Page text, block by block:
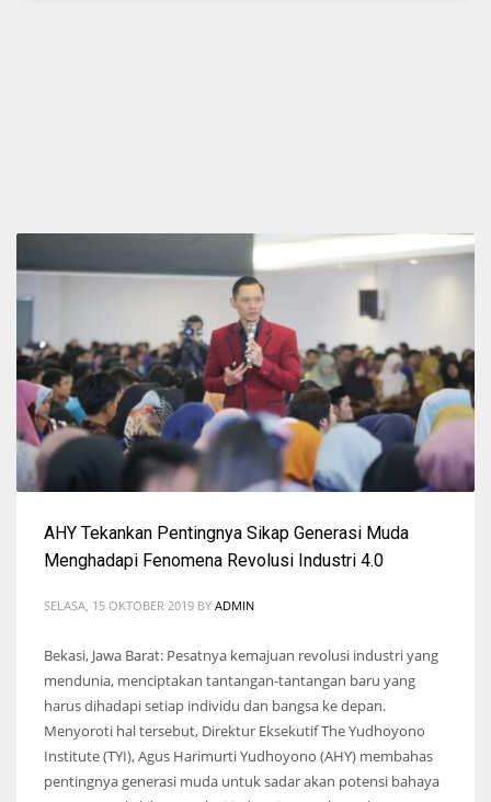
AHY Tekankan Pentingnya Sikap Generasi Muda
Menghadapi Fenomena Revolusi Industri 4.0
SELASA, 15 OKTOBER 2019 BY ADMIN
Bekasi, Jawa Barat: Pesatnya kemajuan revolusi industri yang
mendunia, menciptakan tantangan-tantangan baru yang
harus dihadapi setiap individu dan bangsa ke depan.
Menyoroti hal tersebut, Direktur Eksekutif The Yudhoyono
Institute (TYI), Agus Harimurti Yudhoyono (AHY) membahas
pentingnya generasi muda untuk sadar akan potensi bahaya